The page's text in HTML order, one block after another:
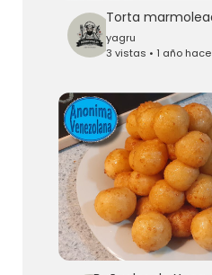
yagru
3 vistas • 1 año hace